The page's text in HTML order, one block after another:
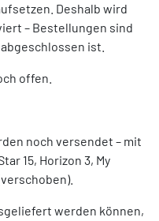
Deshalb wird
– Bestellungen sind
ist.
offen.
noch versendet – mit
15, Horizon 3, My
werden können,